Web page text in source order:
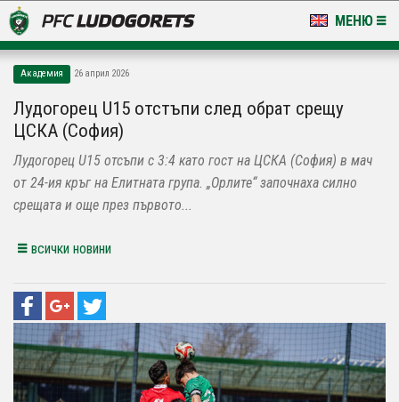
МЕНЮ
LUDOGORETS TV
НА ТЕРЕНА
СТАДИОН & БАЗИ
Академия 26 април 2026
Лудогорец U15 отстъпи след обрат срещу
ЦСКА (София)
Лудогорец U15 отсъпи с 3:4 като гост на ЦСКА (София) в мач
от 24-ия кръг на Елитната група. „Орлите“ започнаха силно
срещата и още през първото...
всички новини